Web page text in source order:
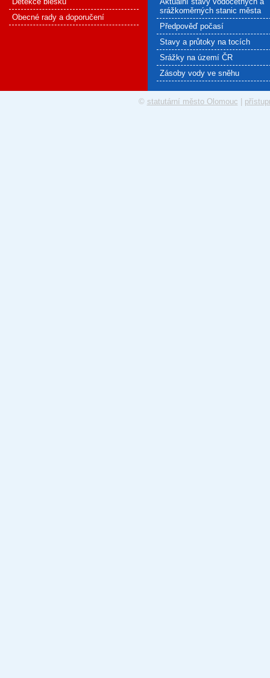
Obecné rady a doporučení
srážkoměrných stanic města
Předpověď počasí
Stavy a průtoky na tocích
Srážky na území ČR
Zásoby vody ve sněhu
© statutární město Olomouc